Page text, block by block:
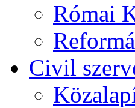
Római
Civil